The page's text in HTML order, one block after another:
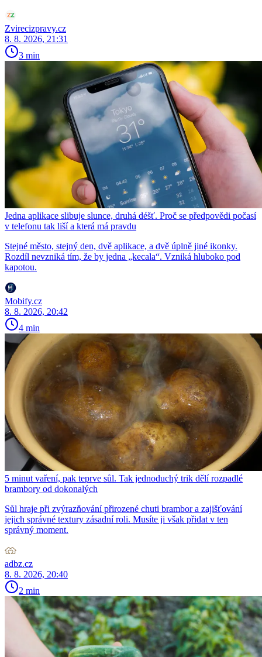
Zvirecizpravy.cz
8. 8. 2026, 21:31
3 min
Jedna aplikace slibuje slunce, druhá déšť. Proč se předpovědi počasí
v telefonu tak liší a která má pravdu
Stejné město, stejný den, dvě aplikace, a dvě úplně jiné ikonky.
Rozdíl nevzniká tím, že by jedna „kecala“. Vzniká hluboko pod
kapotou.
Mobify.cz
8. 8. 2026, 20:42
4 min
5 minut vaření, pak teprve sůl. Tak jednoduchý trik dělí rozpadlé
brambory od dokonalých
Sůl hraje při zvýrazňování přirozené chuti brambor a zajišťování
jejich správné textury zásadní roli. Musíte ji však přidat v ten
správný moment.
adbz.cz
8. 8. 2026, 20:40
2 min